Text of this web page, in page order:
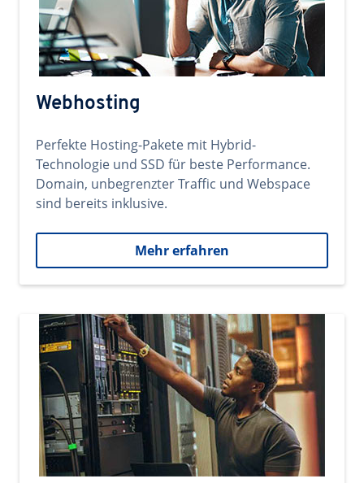
Webhosting
Perfekte Hosting-Pakete mit Hybrid-
Technologie und SSD für beste Performance.
Domain, unbegrenzter Traffic und Webspace
sind bereits inklusive.
Mehr erfahren